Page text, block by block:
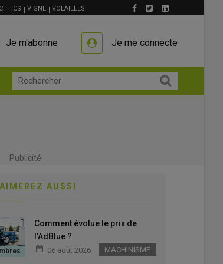
TCS VIGNE VOLAILLES
Je m'abonne Je me connecte
Publicité
AUSSI
Comment évolue le prix de
l’AdBlue ?
06 août 2026 MACHINISME